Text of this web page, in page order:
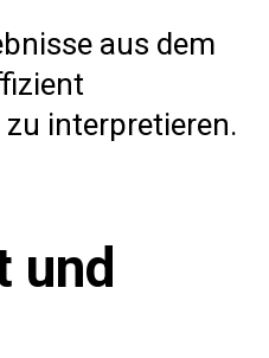
aus dem
interpretieren.
und